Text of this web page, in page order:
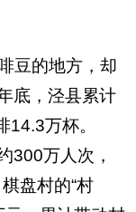
豆的地方，却
底，泾县累计
14.3万杯。
300万人次，
盘村的“村